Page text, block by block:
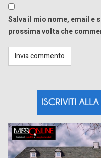
Salva il mio nome, email e
prossima volta che